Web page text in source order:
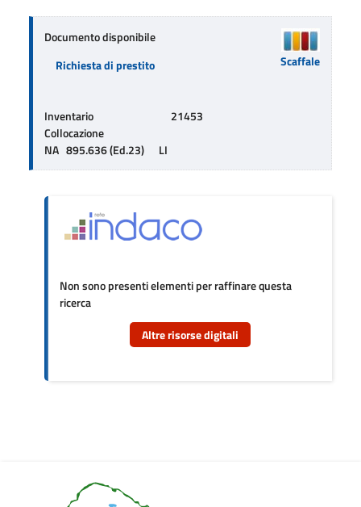
Documento disponibile
Richiesta di prestito
Inventario
21453
Collocazione
NA   895.636 (Ed.23)      LI
Scaffale
Non sono presenti elementi per raffinare questa
ricerca
Altre risorse digitali